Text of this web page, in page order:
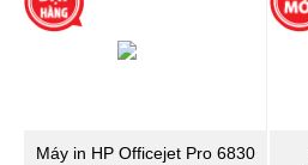
Máy in HP Officejet Pro 6830